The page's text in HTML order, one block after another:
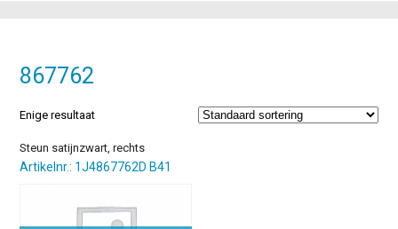
867762
Enige resultaat
Steun satijnzwart, rechts
Artikelnr.: 1J4867762D B41